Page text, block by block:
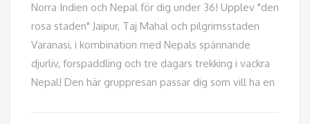
Norra Indien och Nepal för dig under 36! Upplev "den
rosa staden" Jaipur, Taj Mahal och pilgrimsstaden
Varanasi, i kombination med Nepals spännande
djurliv, forspaddling och tre dagars trekking i vackra
Nepal! Den här gruppresan passar dig som vill ha en